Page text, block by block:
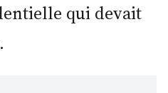
qui devait